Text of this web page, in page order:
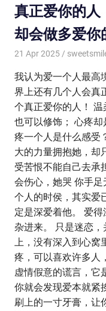
真正爱你的人
却会做多爱你
21 Apr 2025
我认为爱一个人最高
界上还有几个人会真
个真正爱你的人！
也可以修饰； 心疼
疼一个人是什么感受
大的力量拥抱她，却
受苦恨不能自己去承
会伤心，她哭 你手
个人的时侯，其实爱
定是深爱着他。 爱
杂进来。 只是迷恋
上，没有深入到心窝
疼，可以喜欢许多人
虚情假意的谎言，它
你就会发现爱本就紧
刷上的一寸牙膏，让